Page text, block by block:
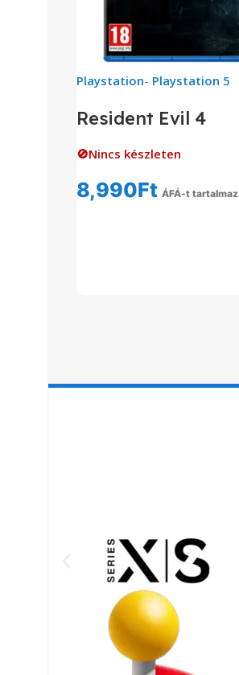
Playstation- Playstation 5
Resident Evil 4
🚫Nincs készleten
8,990Ft ÁFÁ-t tartalmaz